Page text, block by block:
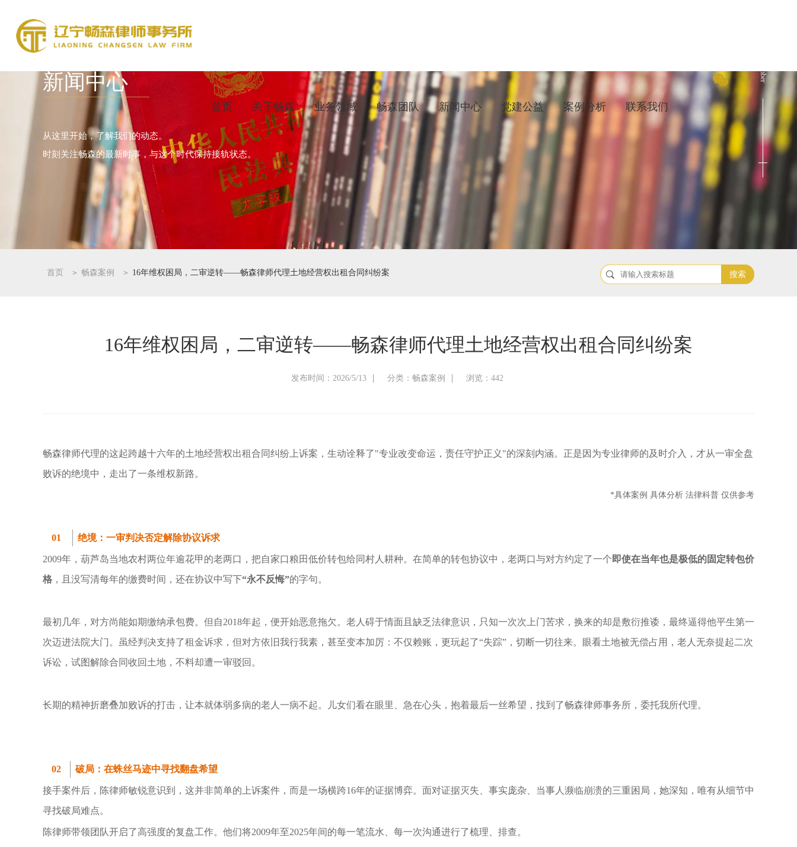
首页 关于畅森 业务领域 畅森团队 新闻中心 党建公益 案例分析 联系我们
Cenact Member
新闻中心
从这里开始，了解我们的动态。
时刻关注畅森的最新时事，与这个时代保持接轨状态。
首页 > 畅森案例 > 16年维权困局，二审逆转——畅森律师代理土地经营权出租合同纠纷案 搜索
16年维权困局，二审逆转——畅森律师代理土地经营权出租合同纠纷案
发布时间：2026/5/13 分类：畅森案例 浏览：442
畅森律师代理的这起跨越十六年的土地经营权出租合同纠纷上诉案，生动诠释了"专业改变命运，责任守护正义"的深刻内涵。正是因为专业律师的及时介入，才从一审全盘
败诉的绝境中，走出了一条维权新路。
*具体案例 具体分析 法律科普 仅供参考
01 绝境：一审判决否定解除协议诉求
2009年，葫芦岛当地农村两位年逾花甲的老两口，把自家口粮田低价转包给同村人耕种。在简单的转包协议中，老两口与对方约定了一个 即使在当年也是极低的固定转包价
格 ，且没写清每年的缴费时间，还在协议中写下“永不反悔”的字句。
最初几年，对方尚能如期缴纳承包费。但自2018年起，便开始恶意拖欠。老人碍于情面且缺乏法律意识，只知一次次上门苦求，换来的却是敷衍推诿，最终逼得他平生第一
次迈进法院大门。虽经判决支持了租金诉求，但对方依旧我行我素，甚至变本加厉：不仅赖账，更玩起了“失踪”，切断一切往来。眼看土地被无偿占用，老人无奈提起二次
诉讼，试图解除合同收回土地，不料却遭一审驳回。
长期的精神折磨叠加败诉的打击，让本就体弱多病的老人一病不起。儿女们看在眼里、急在心头，抱着最后一丝希望，找到了畅森律师事务所，委托我所代理。
02 破局：在蛛丝马迹中寻找翻盘希望
接手案件后，陈律师敏锐意识到，这并非简单的上诉案件，而是一场横跨16年的证据博弈。面对证据灭失 、事实庞杂、当事人濒临崩溃的三重困局，她深知，唯有从细节中
寻找破局难点。
陈律师带领团队开启了高强度的复盘工作。他们将2009年至2025年间的每一笔流水、每一次沟通进行了梳理、排查。